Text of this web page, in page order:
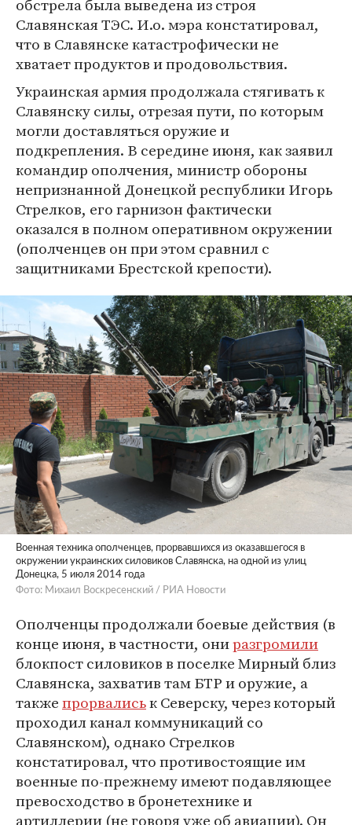
обстрела была выведена из строя
Славянская ТЭС. И.о. мэра констатировал,
что в Славянске катастрофически не
хватает продуктов и продовольствия.
Украинская армия продолжала стягивать к
Славянску силы, отрезая пути, по которым
могли доставляться оружие и
подкрепления. В середине июня, как заявил
командир ополчения, министр обороны
непризнанной Донецкой республики Игорь
Стрелков, его гарнизон фактически
оказался в полном оперативном окружении
(ополченцев он при этом сравнил с
защитниками Брестской крепости).
Военная техника ополченцев, прорвавшихся из оказавшегося в
окружении украинских силовиков Славянска, на одной из улиц
Донецка, 5 июля 2014 года
Фото: Михаил Воскресенский / РИА Новости
Ополченцы продолжали боевые действия (в
конце июня, в частности, ониразгромили
блокпост силовиков в поселке Мирный близ
Славянска, захватив там БТР и оружие, а
такжепрорвалиськ Северску, через который
проходил канал коммуникаций со
Славянском), однако Стрелков
констатировал, что противостоящие им
военные по-прежнему имеют подавляющее
превосходство в бронетехнике и
артиллерии (не говоря уже об авиации). Он